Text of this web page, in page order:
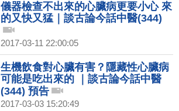
儀器檢查不出來的心臟病更要小心 來
的又快又猛｜談古論今話中醫(344)
2017-03-11 22:00:05
生機飲食對心臟有害？隱藏性心臟病
可能是吃出來的 ｜談古論今話中醫
(344) 預告
2017-03-03 15:20:49